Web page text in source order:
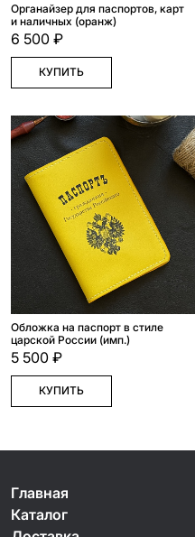
Органайзер для паспортов, карт
и наличных (оранж)
6 500 ₽
КУПИТЬ
Обложка на паспорт в стиле
царской России (имп.)
5 500 ₽
КУПИТЬ
Главная
Каталог